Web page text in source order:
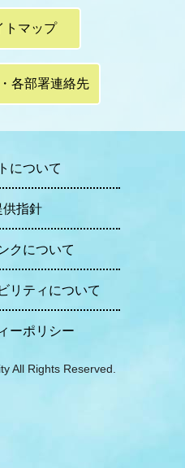
トマップ
各部署連絡先
について
供指針
クについて
リティについて
ーポリシー
All Rights Reserved.